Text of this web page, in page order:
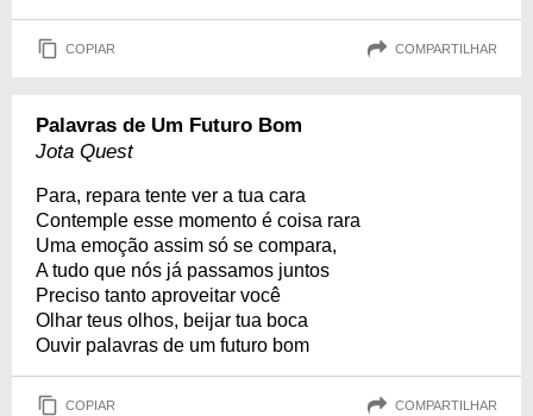
COPIAR COMPARTILHAR
Palavras de Um Futuro Bom
Jota Quest
Para, repara tente ver a tua cara
Contemple esse momento é coisa rara
Uma emoção assim só se compara,
A tudo que nós já passamos juntos
Preciso tanto aproveitar você
Olhar teus olhos, beijar tua boca
Ouvir palavras de um futuro bom
COPIAR COMPARTILHAR